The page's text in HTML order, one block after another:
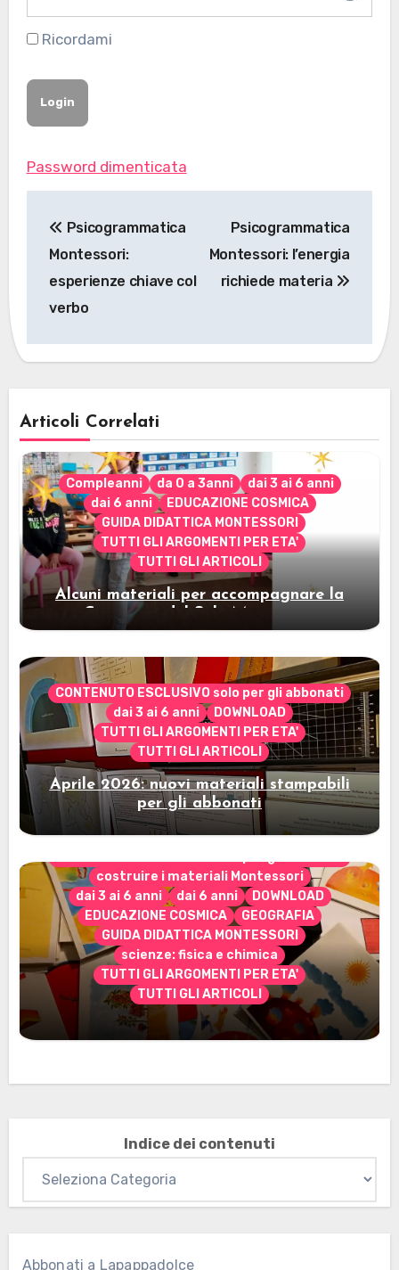
Ricordami
Password dimenticata
articoli
Psicogrammatica
Montessori:
esperienze chiave col
verbo
Psicogrammatica
Montessori: l’energia
richiede materia
Articoli Correlati
Compleanni da 0 a 3anni
dai 3 ai 6 anni
dai 6 anni
EDUCAZIONE COSMICA
GUIDA DIDATTICA MONTESSORI
TUTTI GLI ARGOMENTI PER ETA'
TUTTI GLI ARTICOLI
Alcuni materiali per accompagnare la
Cerimonia del Sole Montessori
CONTENUTO ESCLUSIVO solo per gli abbonati
dai 3 ai 6 anni
DOWNLOAD
TUTTI GLI ARGOMENTI PER ETA'
TUTTI GLI ARTICOLI
Aprile 2026: nuovi materiali stampabili
per gli abbonati
costruire i materiali Montessori
dai 3 ai 6 anni
dai 6 anni
DOWNLOAD
EDUCAZIONE COSMICA
GEOGRAFIA
GUIDA DIDATTICA MONTESSORI
scienze: fisica e chimica
TUTTI GLI ARGOMENTI PER ETA'
TUTTI GLI ARTICOLI
Marzo 2026: nuovi materiali stampabili
per gli abbonati
Indice dei contenuti
Abbonati a Lapappadolce